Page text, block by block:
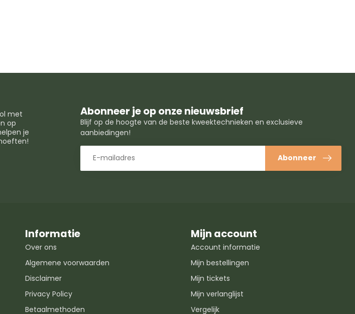
met
op
je
Abonneer je op onze nieuwsbrief
Blijf op de hoogte van de beste kweektechnieken en exclusieve
aanbiedingen!
Abonneer
Informatie
Over ons
Algemene voorwaarden
Disclaimer
Privacy Policy
Betaalmethoden
Mijn account
Account informatie
Mijn bestellingen
Mijn tickets
Mijn verlanglijst
Vergelijk